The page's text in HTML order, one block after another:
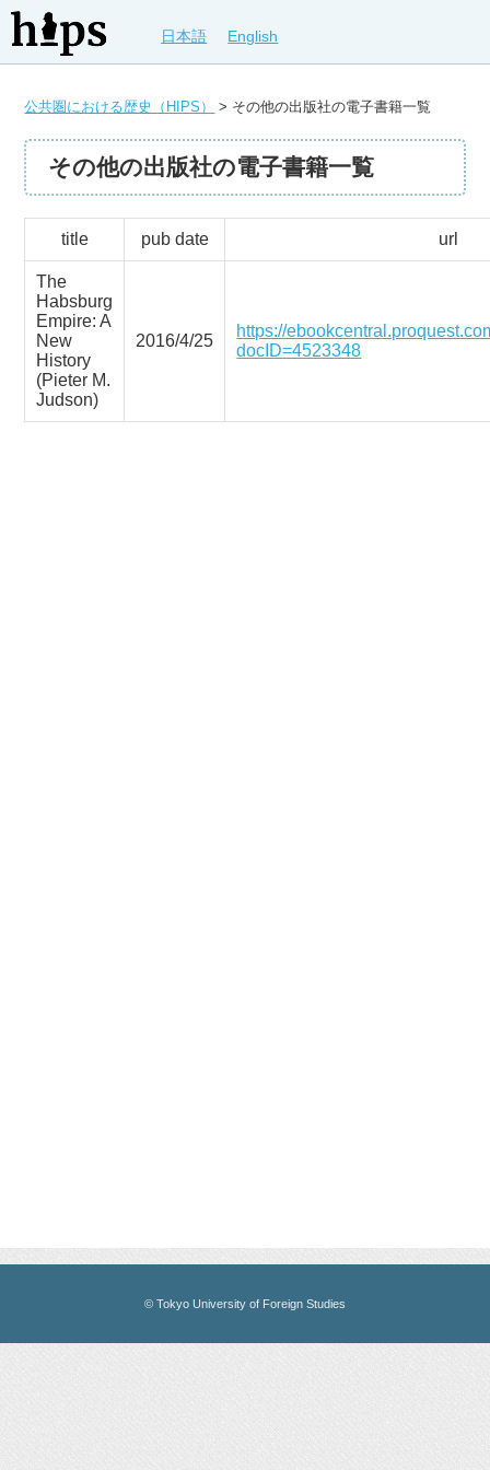
日本語 English
公共圏における歴史（HIPS） > その他の出版社の電子書籍一覧
その他の出版社の電子書籍一覧
title pub date url
The
Habsburg
Empire: A
New
History
(Pieter M.
Judson)
2016/4/25
https://
docID=4523348
© Tokyo University of Foreign Studies